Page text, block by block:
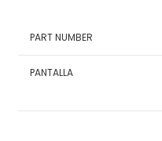
PART NUMBER
PANTALLA